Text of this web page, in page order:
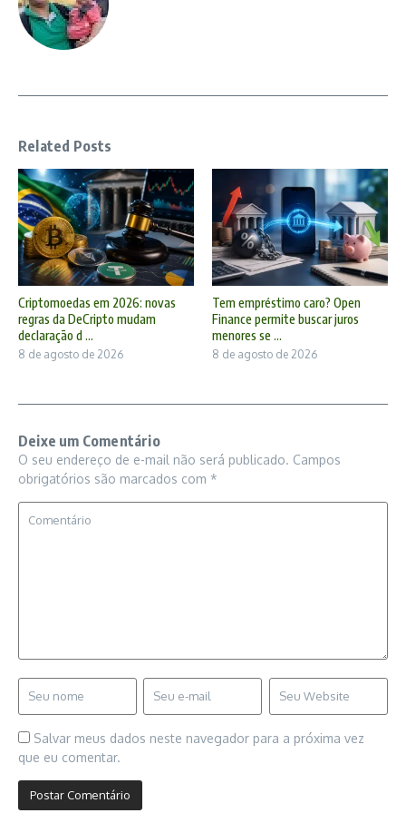
Related Posts
Criptomoedas em 2026: novas
regras da DeCripto mudam
declaração d ...
8 de agosto de 2026
Tem empréstimo caro? Open
Finance permite buscar juros
menores se ...
8 de agosto de 2026
Deixe um Comentário
O seu endereço de e-mail não será publicado. Campos
obrigatórios são marcados com *
Salvar meus dados neste navegador para a próxima vez
que eu comentar.